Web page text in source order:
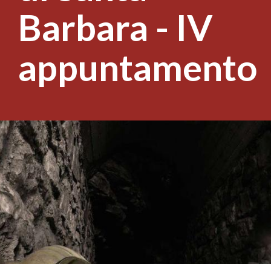
Barbara - IV
appuntamento